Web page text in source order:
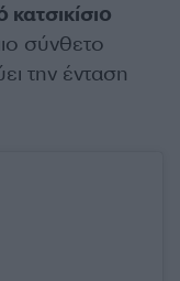
σύνθετο
την ένταση